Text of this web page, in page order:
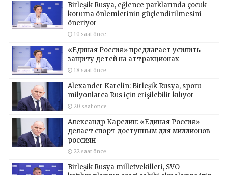
Birleşik Rusya, eğlence parklarında çocuk
koruma önlemlerinin güçlendirilmesini
öneriyor
10 saat önce
«Единая Россия» предлагает усилить
защиту детей на аттракционах
18 saat önce
Alexander Karelin: Birleşik Rusya, sporu
milyonlarca Rus için erişilebilir kılıyor
20 saat önce
Александр Карелин: «Единая Россия»
делает спорт доступным для миллионов
россиян
22 saat önce
Birleşik Rusya milletvekilleri, SVO